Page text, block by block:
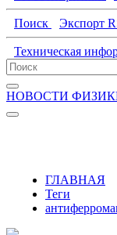
Поиск Экспорт
Техническая
НОВОСТИ
ГЛАВНАЯ
Теги